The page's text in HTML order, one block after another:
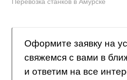
Оформите заявку на
свяжемся с вами в
и ответим на все